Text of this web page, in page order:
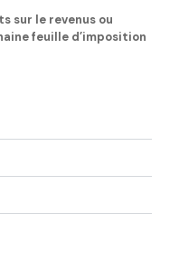
sur le revenus ou
feuille d’imposition